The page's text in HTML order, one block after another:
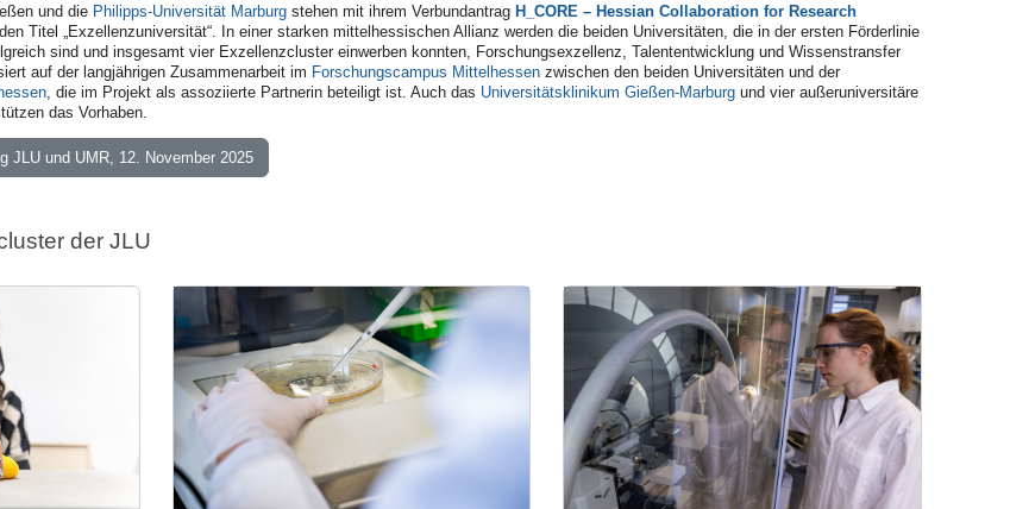
und die Philipps-Universität Marburg stehen mit ihrem Verbundantrag H_CORE – Hessian Collaboration for Research
Titel „Exzellenzuniversität“. In einer starken mittelhessischen Allianz werden die beiden Universitäten, die in der ersten Förderlinie
sind und insgesamt vier Exzellenzcluster einwerben konnten, Forschungsexzellenz, Talententwicklung und Wissenstransfer
auf der langjährigen Zusammenarbeit im Forschungscampus Mittelhessen zwischen den beiden Universitäten und der
, die im Projekt als assoziierte Partnerin beteiligt ist. Auch das Universitätsklinikum Gießen-Marburg und vier außeruniversitäre
das Vorhaben.
JLU und UMR, 12. November 2025
der JLU